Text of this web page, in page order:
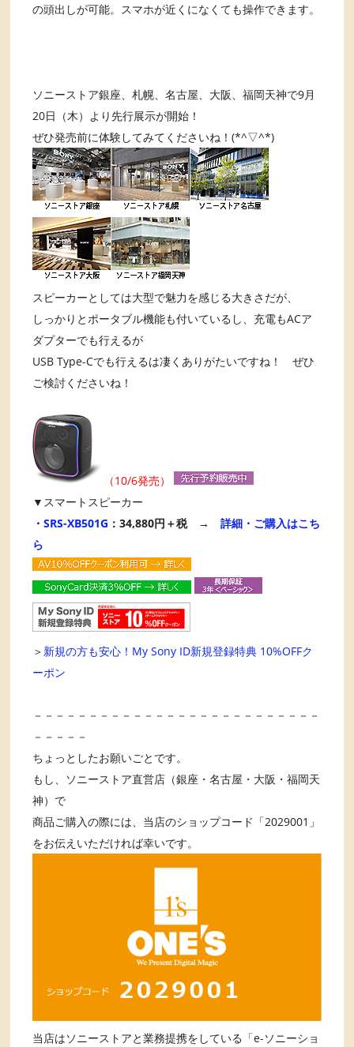
の頭出しが可能。スマホが近くになくても操作できます。
ソニーストア銀座、札幌、名古屋、大阪、福岡天神で9月
20日（木）より先行展示が開始！
ぜひ発売前に体験してみてくださいね！(*^▽^*)
スピーカーとしては大型で魅力を感じる大きさだが、
しっかりとポータブル機能も付いているし、充電もACア
ダプターでも行えるが
USB Type-Cでも行えるは凄くありがたいですね！ ぜひ
ご検討くださいね！
（10/6発売）
▼スマートスピーカー
・SRS-XB501G ：34,880円＋税 →詳細・ご購入はこち
ら
＞ 新規の方も安心！My Sony ID新規登録特典 10%OFFク
ーポン
－－－－－－－－－－－－－－－－－－－－－－－－－－
－－－－－
ちょっとしたお願いごとです。
もし、ソニーストア直営店（銀座・名古屋・大阪・福岡天
神）で
商品ご購入の際には、当店のショップコード「2029001」
をお伝えいただければ幸いです。
当店はソニーストアと業務提携をしている「e-ソニーショ